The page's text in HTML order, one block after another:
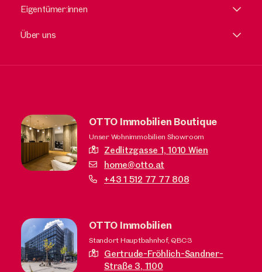
Eigentümer:innen
Über uns
OTTO Immobilien Boutique
Unser Wohnimmobilien Showroom
Zedlitzgasse 1,1010 Wien
home@otto.at
+43 1 512 77 77 808
OTTO Immobilien
Standort Hauptbahnhof, QBC3
Gertrude-Fröhlich-Sandner-
Straße 3, 1100